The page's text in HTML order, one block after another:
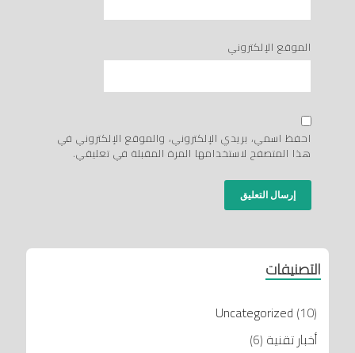
الموقع الإلكتروني
احفظ اسمي، بريدي الإلكتروني، والموقع الإلكتروني في
هذا المتصفح لاستخدامها المرة المقبلة في تعليقي.
التصنيفات
Uncategorized (10)
أخبار تقنية (6)